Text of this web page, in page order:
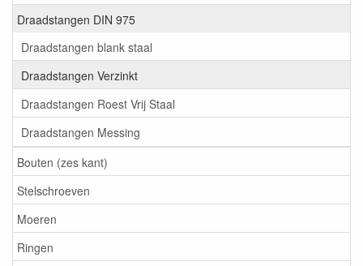
Draadstangen DIN 975
Draadstangen blank staal
Draadstangen Verzinkt
Draadstangen Roest Vrij Staal
Draadstangen Messing
Bouten (zes kant)
Stelschroeven
Moeren
Ringen